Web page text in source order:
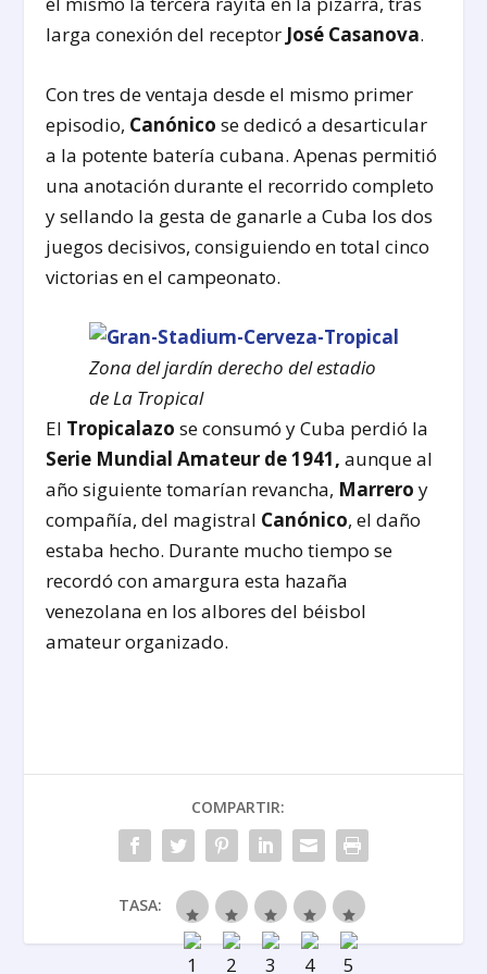
larga conexión del receptor José Casanova.
Con tres de ventaja desde el mismo primer
episodio, Canónicose dedicó a desarticular
a la potente batería cubana. Apenas permitió
una anotación durante el recorrido completo
y sellando la gesta de ganarle a Cuba los dos
juegos decisivos, consiguiendo en total cinco
victorias en el campeonato.
Zona del jardín derecho del estadio
de La Tropical
El Tropicalazose consumó y Cuba perdió la
Serie Mundial Amateur de 1941, aunque al
año siguiente tomarían revancha, Marreroy
compañía, del magistral Canónico, el daño
estaba hecho. Durante mucho tiempo se
recordó con amargura esta hazaña
venezolana en los albores del béisbol
amateur organizado.
COMPARTIR:
TASA: